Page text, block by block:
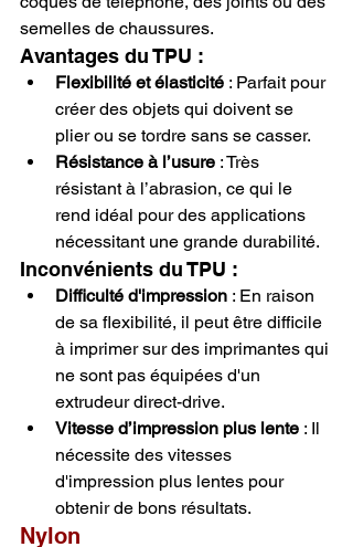
semelles de chaussures.
Avantages du TPU :
Flexibilité et élasticité : Parfait pour
créer des objets qui doivent se
plier ou se tordre sans se casser.
Résistance à l’usure : Très
résistant à l’abrasion, ce qui le
rend idéal pour des applications
nécessitant une grande durabilité.
Inconvénients du TPU :
Difficulté d'impression : En raison
de sa flexibilité, il peut être difficile
à imprimer sur des imprimantes qui
ne sont pas équipées d'un
extrudeur direct-drive.
Vitesse d’impression plus lente : Il
nécessite des vitesses
d'impression plus lentes pour
obtenir de bons résultats.
Nylon